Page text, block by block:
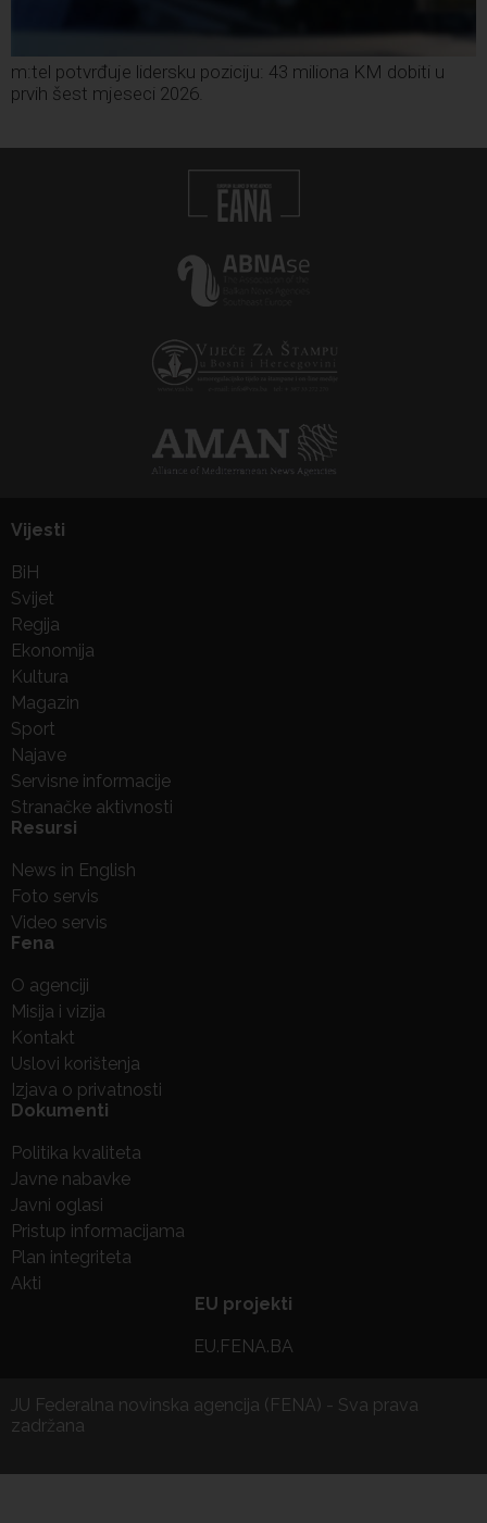
m:tel potvrđuje lidersku poziciju: 43 miliona KM dobiti u
prvih šest mjeseci 2026.
Vijesti
BiH
Svijet
Regija
Ekonomija
Kultura
Magazin
Sport
Najave
Servisne informacije
Stranačke aktivnosti
Resursi
News in English
Foto servis
Video servis
Fena
O agenciji
Misija i vizija
Kontakt
Uslovi korištenja
Izjava o privatnosti
Dokumenti
Politika kvaliteta
Javne nabavke
Javni oglasi
Pristup informacijama
Plan integriteta
Akti
EU projekti
EU.FENA.BA
JU Federalna novinska agencija (FENA) - Sva prava
zadržana